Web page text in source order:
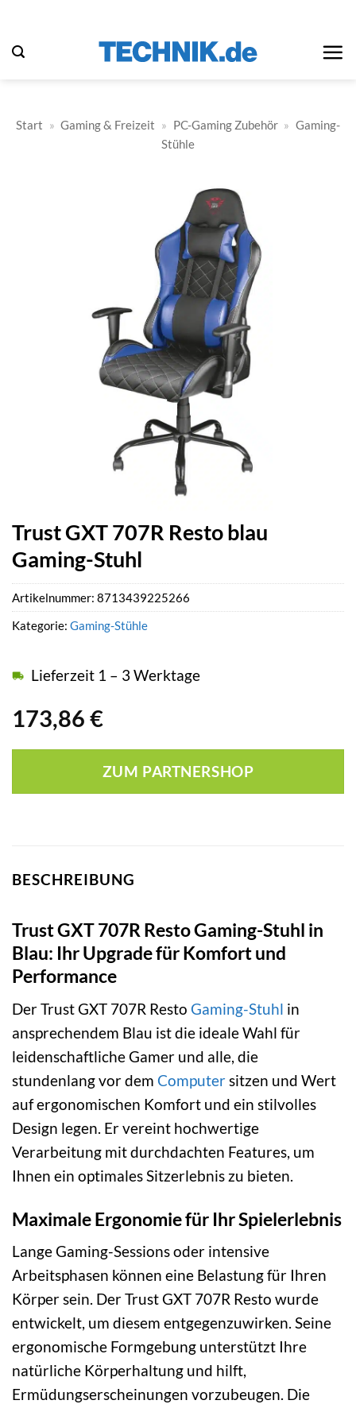
springen
Start » Gaming & Freizeit » PC-Gaming Zubehör » Gaming-
Stühle
Trust GXT 707R Resto blau
Gaming-Stuhl
173,86 €
Lieferzeit 1 – 3 Werktage
ZUM PARTNERSHOP
Artikelnummer: 8713439225266
Kategorie: Gaming-Stühle
BESCHREIBUNG
Trust GXT 707R Resto Gaming-Stuhl in
Blau: Ihr Upgrade für Komfort und
Performance
Der Trust GXT 707R Resto Gaming-Stuhl in
ansprechendem Blau ist die ideale Wahl für
leidenschaftliche Gamer und alle, die
stundenlang vor dem Computersitzen und Wert
auf ergonomischen Komfort und ein stilvolles
Design legen. Er vereint hochwertige
Verarbeitung mit durchdachten Features, um
Ihnen ein optimales Sitzerlebnis zu bieten.
Maximale Ergonomie für Ihr Spielerlebnis
Lange Gaming-Sessions oder intensive
Arbeitsphasen können eine Belastung für Ihren
Körper sein. Der Trust GXT 707R Resto wurde
entwickelt, um diesem entgegenzuwirken. Seine
ergonomische Formgebung unterstützt Ihre
natürliche Körperhaltung und hilft,
Ermüdungserscheinungen vorzubeugen. Die